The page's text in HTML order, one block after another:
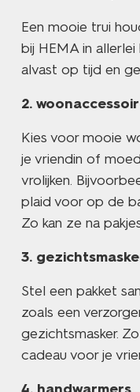
Een mooie trui
bij HEMA in
alvast op tijd en
Kies voor mooie
je vriendin of
vrolijken.
plaid voor op de
Zo kan ze na
Stel een pakket
zoals een
gezichtsmasker.
cadeau voor je